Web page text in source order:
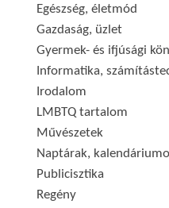
Egészség, életmód
Gazdaság, üzlet
Gyermek- és ifjúsági
Informatika,
Irodalom
LMBTQ tartalom
Művészetek
Naptárak,
Publicisztika
Regény